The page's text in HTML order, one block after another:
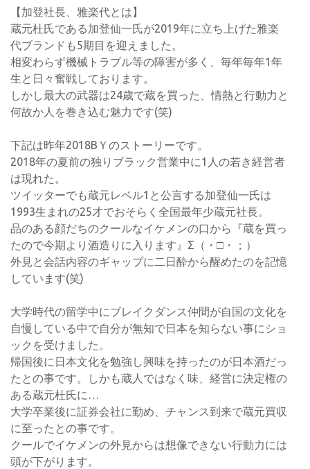
【加登社長、雅楽代とは】
蔵元杜氏である加登仙一氏が2019年に立ち上げた雅楽
代ブランドも5期目を迎えました。
相変わらず機械トラブル等の障害が多く、毎年毎年1年
生と日々奮戦しております。
しかし最大の武器は24歳で蔵を買った、情熱と行動力と
何故か人を巻き込む魅力です(笑)
下記は昨年2018BＹのストーリーです。
2018年の夏前の独りブラック営業中に1人の若き経営者
は現れた。
ツイッターでも蔵元レベル1と公言する加登仙一氏は
1993生まれの25才でおそらく全国最年少蔵元社長。
品のある顔だちのクールなイケメンの口から『蔵を買っ
たので今期より酒造りに入ります』Σ（・□・；）
外見と会話内容のギャップに二日酔から醒めたのを記憶
しています(笑)
大学時代の留学中にブレイクダンス仲間が自国の文化を
自慢している中で自分が無知で日本を知らない事にショ
ックを受けました。
帰国後に日本文化を勉強し興味を持ったのが日本酒だっ
たとの事です。しかも蔵人ではなく味、経営に決定権の
ある蔵元杜氏に…
大学卒業後に証券会社に勤め、チャンス到来で蔵元買収
に至ったとの事です。
クールでイケメンの外見からは想像できない行動力には
頭が下がります。